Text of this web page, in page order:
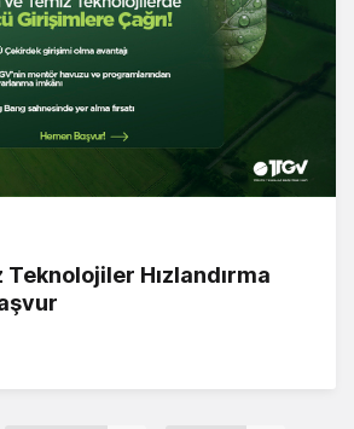
Hızlandırma